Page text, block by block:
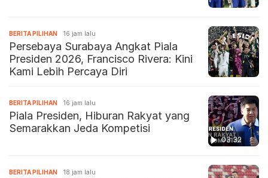
BERITA PILIHAN 16 jam lalu
Persebaya Surabaya Angkat Piala
Presiden 2026, Francisco Rivera: Kini
Kami Lebih Percaya Diri
03:32
BERITA PILIHAN 16 jam lalu
Piala Presiden, Hiburan Rakyat yang
Semarakkan Jeda Kompetisi
BERITA PILIHAN 18 jam lalu